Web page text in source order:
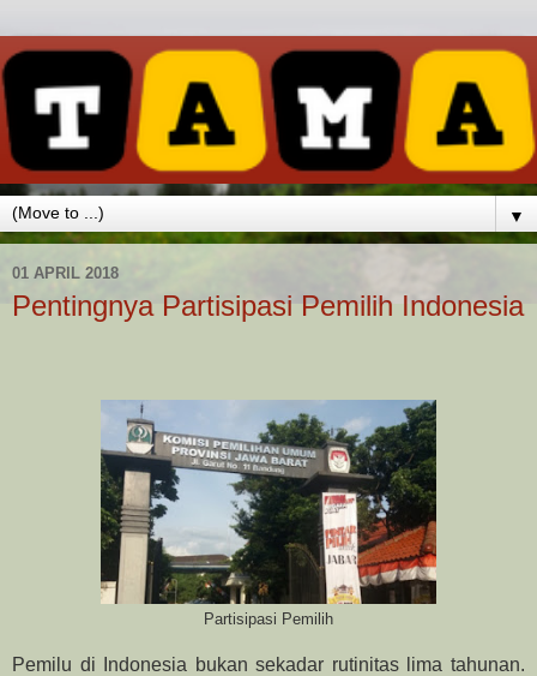
▼
01 APRIL 2018
Pentingnya Partisipasi Pemilih Indonesia
Partisipasi Pemilih
Pemilu di Indonesia bukan sekadar rutinitas lima tahunan.